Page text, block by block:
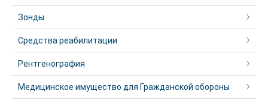
Зонды
Средства реабилитации
Рентгенография
Медицинское имущество для Гражданской обороны